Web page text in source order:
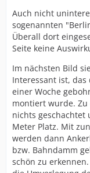
Auch nicht
sogenannten
Überall dort
Seite keine
Im nächsten Bild
Interessant ist,
einer Woche
montiert wurde.
nichts
Meter Platz. Mit
werden dann
bzw. Bahndamm
schön zu